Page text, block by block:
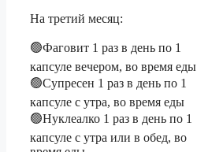
На третий месяц:
🟢Фаговит 1 раз в день по 1
капсуле вечером, во время еды
🟢Супресен 1 раз в день по 1
капсуле с утра, во время еды
🟢Нуклеалко 1 раз в день по 1
капсуле с утра или в обед, во